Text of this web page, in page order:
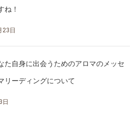
ね！
23日
た自身に出会うためのアロマのメッセ
ーディングについて
日